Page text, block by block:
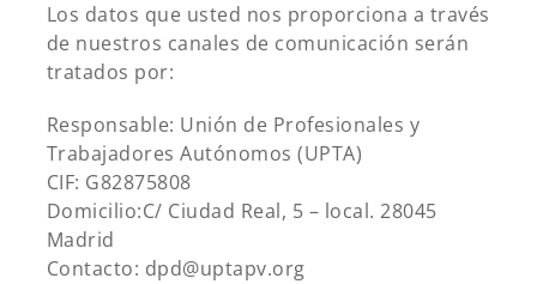
Los datos que usted nos proporciona a través
de nuestros canales de comunicación serán
tratados por:
Responsable: Unión de Profesionales y
Trabajadores Autónomos (UPTA)
CIF: G82875808
Domicilio:C/ Ciudad Real, 5 – local. 28045
Madrid
Contacto: dpd@uptapv.org